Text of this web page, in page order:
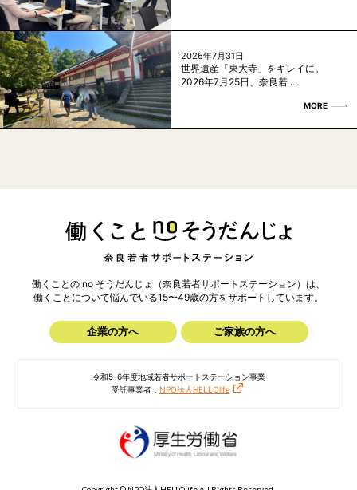
2026年7月31日
世界遺産「東大寺」をキレイに。
2026年7月25日、奈良若 ...
MORE
働くことの no そうだんじょ（奈良若者サポートステーション）は、
働くことについて悩んでいる15〜49歳の方をサポートしています。
企業の方へ ご家族の方へ
令和5･6年度地域若者サポートステーション事業
受託事業者： NPO法人HELLOlife